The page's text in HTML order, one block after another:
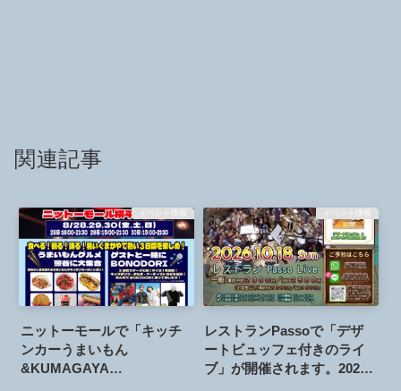
関連記事
イベント情報
ニットーモールで「キッチ
ンカーうまいもん
&KUMAGAYA
イベント情報
レストランPassoで「デザ
ートビュッフェ付きのライ
ブ」が開催されます。2026